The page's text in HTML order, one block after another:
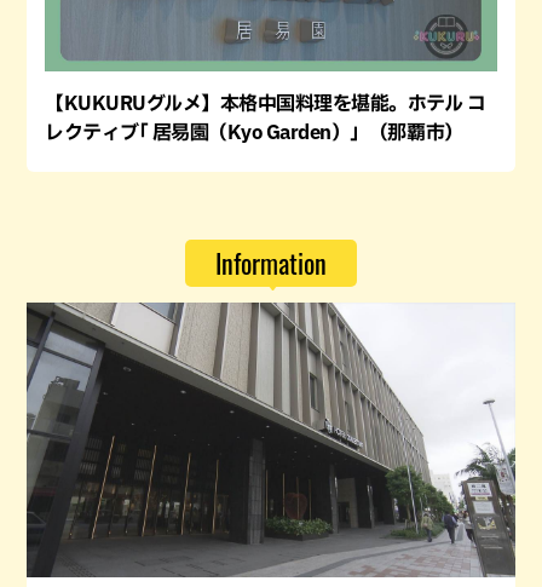
【KUKURUグルメ】本格中国料理を堪能。ホテル コ
レクティブ｢ 居易園（Kyo Garden）」（那覇市）
Information